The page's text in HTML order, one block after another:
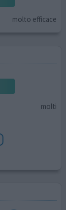
molto efficace
molti